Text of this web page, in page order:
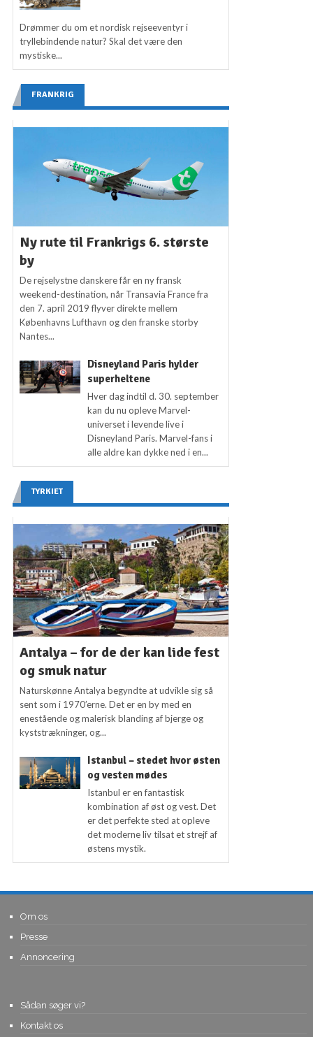
Drømmer du om et nordisk rejseeventyr i
tryllebindende natur? Skal det være den
mystiske...
FRANKRIG
Ny rute til Frankrigs 6. største
by
De rejselystne danskere får en ny fransk
weekend-destination, når Transavia France fra
den 7. april 2019 flyver direkte mellem
Københavns Lufthavn og den franske storby
Nantes...
Disneyland Paris hylder
superheltene
Hver dag indtil d. 30. september
kan du nu opleve Marvel-
universet i levende live i
Disneyland Paris. Marvel-fans i
alle aldre kan dykke ned i en...
TYRKIET
Antalya – for de der kan lide fest
og smuk natur
Naturskønne Antalya begyndte at udvikle sig så
sent som i 1970’erne. Det er en by med en
enestående og malerisk blanding af bjerge og
kyststrækninger, og...
Istanbul – stedet hvor østen
og vesten mødes
Istanbul er en fantastisk
kombination af øst og vest. Det
er det perfekte sted at opleve
det moderne liv tilsat et strejf af
østens mystik.
Om os
Presse
Annoncering
Sådan søger vi?
Kontakt os